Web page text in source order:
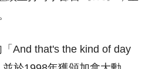
And that's the kind of day